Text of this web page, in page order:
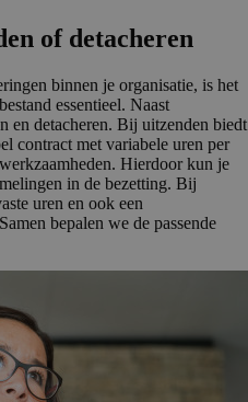
of detacheren
binnen je organisatie, is het
essentieel. Naast
en detacheren. Bij uitzenden biedt
contract met variabele uren per
Hierdoor kun je
in de bezetting. Bij
uren en ook een
bepalen we de passende